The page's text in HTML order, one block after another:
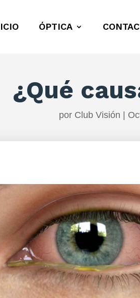
ÓPTICA
¿Qué
por Club Visión |